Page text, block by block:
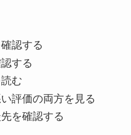
認する
する
む
評価の両方を見る
を確認する